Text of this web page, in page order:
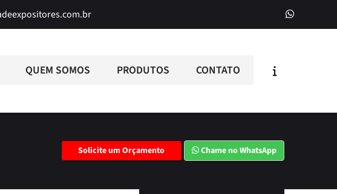
QUEM SOMOS PRODUTOS CONTATO
Solicite um Orçamento Chame no WhatsApp